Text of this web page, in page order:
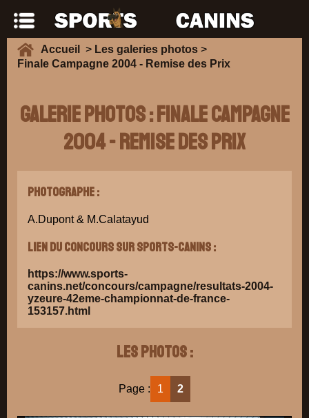
Accueil > Les galeries photos >
Finale Campagne 2004 - Remise des Prix
Galerie Photos : Finale Campagne
2004 - Remise des Prix
Photographe :
A.Dupont & M.Calatayud
Lien du concours sur Sports-Canins :
https://www.sports-
canins.net/concours/campagne/resultats-2004-
yzeure-42eme-championnat-de-france-
153157.html
Les photos :
Page : 1 2